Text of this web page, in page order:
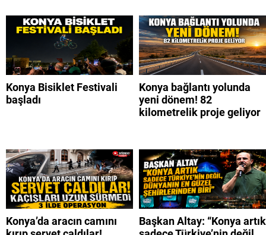
Konya Bisiklet Festivali
başladı
Konya bağlantı yolunda
yeni dönem! 82
kilometrelik proje geliyor
Konya’da aracın camını
Başkan Altay: “Konya artık